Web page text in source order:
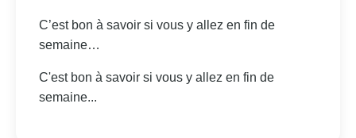
C’est bon à savoir si vous y allez en fin de
semaine…
C'est bon à savoir si vous y allez en fin de
semaine...